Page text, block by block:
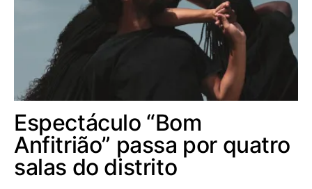
Espectáculo “Bom
Anfitrião” passa por quatro
salas do distrito